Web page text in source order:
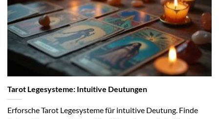
Tarot Legesysteme: Intuitive Deutungen
Erforsche Tarot Legesysteme für intuitive Deutung. Finde